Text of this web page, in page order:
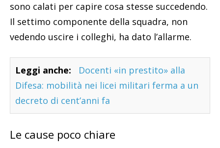
sono calati per capire cosa stesse succedendo.
Il settimo componente della squadra, non
vedendo uscire i colleghi, ha dato l’allarme.
Leggi anche:
Docenti «in prestito» alla
Difesa: mobilità nei licei militari ferma a un
decreto di cent’anni fa
Le cause poco chiare